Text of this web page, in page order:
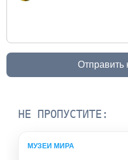
Отправить
НЕ ПРОПУСТИТЕ:
МУЗЕИ МИРА